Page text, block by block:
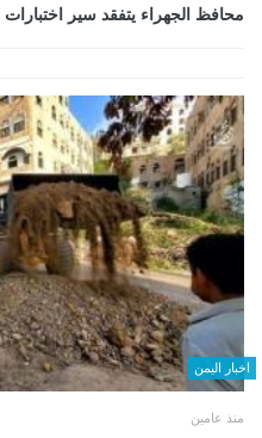
محافظ الجهراء يتفقد سير
اخبار اليمن
منذ عامين